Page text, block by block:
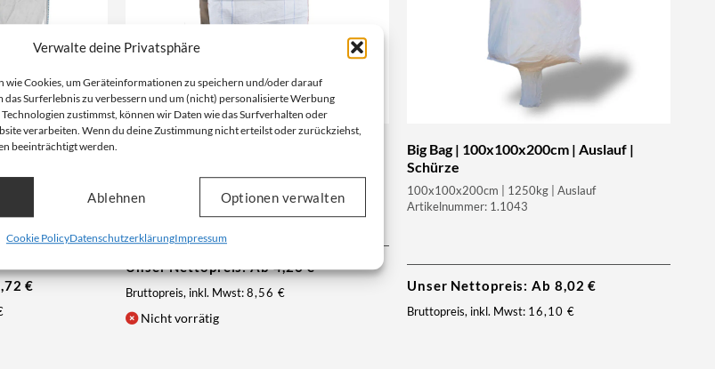
Verwalte deine Privatsphäre
wie Cookies, um Geräteinformationen zu speichern und/oder darauf
das Surferlebnis zu verbessern und um (nicht) personalisierte Werbung
zustimmst, können wir Daten wie das Surfverhalten oder
verarbeiten. Wenn du deine Zustimmung nicht erteilst oder zurückziehst,
beeinträchtigt werden.
Ablehnen Optionen verwalten
Cookie PolicyDatenschutzerklärungImpressum
offen |
| Schüttgut
€
90x90x110cm | 1500kg | Cross Corner |
Unser Nettopreis: Ab4,26€
Bruttopreis, inkl. Mwst:8,56 €
Nicht vorrätig
Big Bag | 100x100x200cm | Auslauf |
Schürze
100x100x200cm | 1250kg | Auslauf
Artikelnummer: 1.1043
Unser Nettopreis: Ab 8,02€
Bruttopreis, inkl. Mwst: 16,10 €